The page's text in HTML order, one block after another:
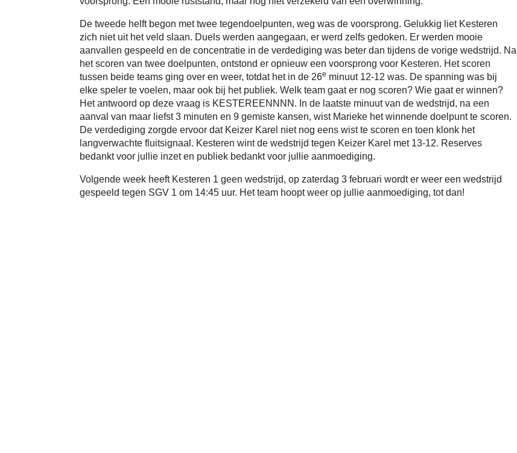
De tweede helft begon met twee tegendoelpunten, weg was de voorsprong. Gelukkig liet Kesteren
zich niet uit het veld slaan. Duels werden aangegaan, er werd zelfs gedoken. Er werden mooie
aanvallen gespeeld en de concentratie in de verdediging was beter dan tijdens de vorige wedstrijd. Na
het scoren van twee doelpunten, ontstond er opnieuw een voorsprong voor Kesteren. Het scoren
tussen beide teams ging over en weer, totdat het in de 26e minuut 12-12 was. De spanning was bij
elke speler te voelen, maar ook bij het publiek. Welk team gaat er nog scoren? Wie gaat er winnen?
Het antwoord op deze vraag is KESTEREENNNN. In de laatste minuut van de wedstrijd, na een
aanval van maar liefst 3 minuten en 9 gemiste kansen, wist Marieke het winnende doelpunt te scoren.
De verdediging zorgde ervoor dat Keizer Karel niet nog eens wist te scoren en toen klonk het
langverwachte fluitsignaal. Kesteren wint de wedstrijd tegen Keizer Karel met 13-12. Reserves
bedankt voor jullie inzet en publiek bedankt voor jullie aanmoediging.
Volgende week heeft Kesteren 1 geen wedstrijd, op zaterdag 3 februari wordt er weer een wedstrijd
gespeeld tegen SGV 1 om 14:45 uur. Het team hoopt weer op jullie aanmoediging, tot dan!